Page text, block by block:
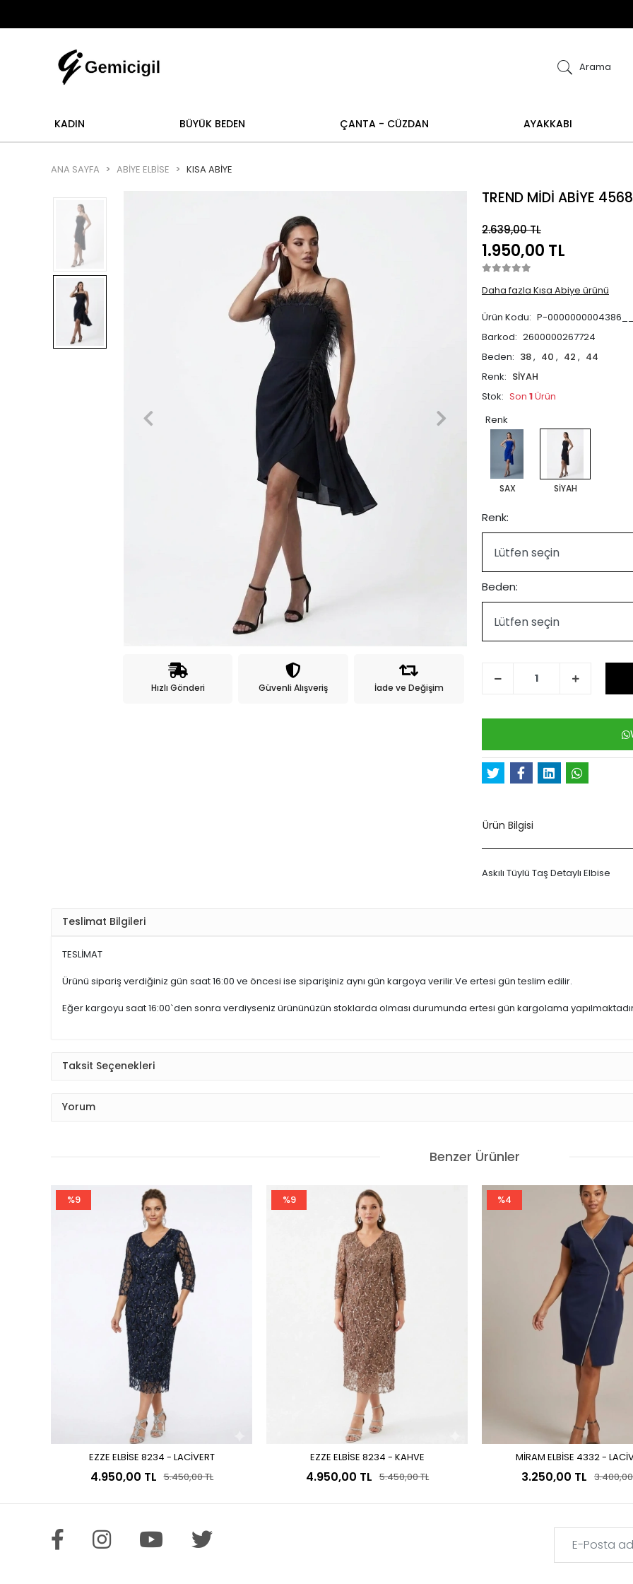
Abiye alışverişlerinizde iade ve değişim işlemi yoktur. Abiye alışverişlerinizde iade ve
Arama
KADIN BÜYÜK BEDEN ÇANTA - CÜZDAN AYAKKABI
ANA SAYFA ABİYE ELBİSE KISA ABIYE
Hızlı Gönderi Güvenli Alışveriş İade ve Değişim
TREND MİDİ ABİYE
2.639,00 TL
1.950,00 TL
Daha fazla Kısa Abiye ürünü
Ürün Kodu: P-
Barkod: 2600000267724
Beden: 38, 40 , 42 , 44
Renk: SİYAH
Stok: Son 1Ürün
Renk
SAX SİYAH
Renk:
Beden:
Ürün Bilgisi
Askılı Tüylü Taş Detaylı Elbise
Teslimat Bilgileri
TESLİMAT
Ürünü sipariş verdiğiniz gün saat 16:00 ve öncesi ise siparişiniz aynı gün kargoya verilir.Ve ertesi gün teslim edilir.
Eğer kargoyu saat 16:00`den sonra verdiyseniz ürününüzün stoklarda olması durumunda ertesi gün kargolama
Taksit Seçenekleri
Yorum
Benzer Ürünler
%9
Sepete Ekle
EZZE ELBİSE 8234 - LACİVERT
4.950,00 TL 5.450,00 TL
%9
Sepete Ekle
EZZE ELBİSE 8234 - KAHVE
4.950,00 TL 5.450,00 TL
%4
Sepete Ekle
MİRAM ELBİSE 4332 -
3.250,00 TL 3.400,00